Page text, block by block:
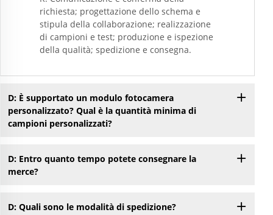
richiesta; progettazione dello schema e
stipula della collaborazione; realizzazione
di campioni e test; produzione e ispezione
della qualità; spedizione e consegna.
D: È supportato un modulo fotocamera
personalizzato? Qual è la quantità minima di
campioni personalizzati?
D: Entro quanto tempo potete consegnare la
merce?
D: Quali sono le modalità di spedizione?